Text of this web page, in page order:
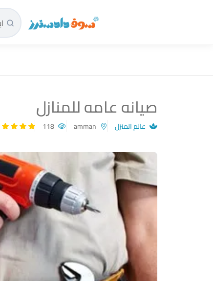
سوق دادسترز الرئيسية
صيانه عامه للمنازل
عالم المنزل